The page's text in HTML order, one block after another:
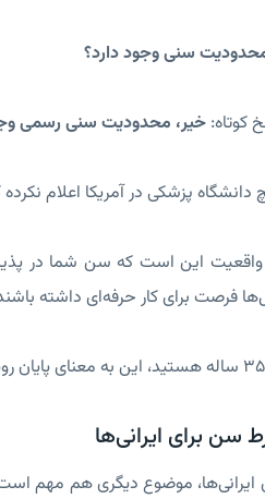
محدودیت سنی وجود دارد؟
کوتاه:خیر، محدودیت سنی رسمی
پزشکی در آمریکا اعلام نکرده که فقط افراد
واقعیت این است که سن شما در
فرصت برای کار حرفه‌ای داشته
سن برای ایرانی‌ها
ایرانی‌ها، موضوع دیگری هم مهم